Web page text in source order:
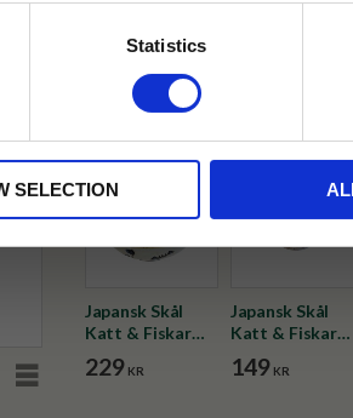
Statistics
SELECTION
Listvy
✓ Gratis teprov i varje beställning
Visa alla produkter från Selected by
Japansk Skål
Katt & Fiskar
20cm
229 KR
Japansk Skål
Katt & Fiskar
13cm
149 KR